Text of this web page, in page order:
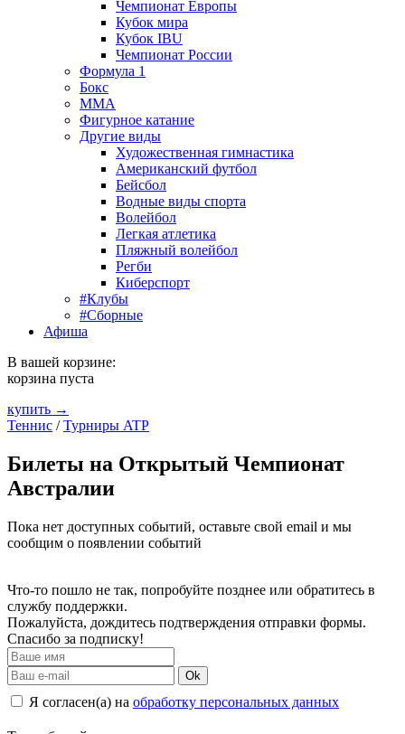
Чемпионат Европы
Кубок мира
Кубок IBU
Чемпионат России
Формула 1
Бокс
MMA
Фигурное катание
Другие виды
Художественная гимнастика
Американский футбол
Бейсбол
Водные виды спорта
Волейбол
Легкая атлетика
Пляжный волейбол
Регби
Киберспорт
#Клубы
#Сборные
Афиша
В вашей корзине:
корзина пуста
купить →
Теннис /Турниры ATP
Билеты на Открытый Чемпионат
Австралии
Пока нет доступных событий, оставьте свой email и мы
сообщим о появлении событий
Что-то пошло не так, попробуйте позднее или обратитесь в
службу поддержки.
Пожалуйста, дождитесь подтверждения отправки формы.
Спасибо за подписку!
Ok
Я согласен(а) на обработку персональных данных